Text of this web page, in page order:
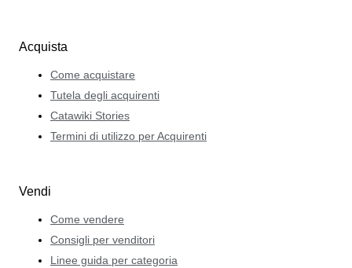
Acquista
Come acquistare
Tutela degli acquirenti
Catawiki Stories
Termini di utilizzo per Acquirenti
Vendi
Come vendere
Consigli per venditori
Linee guida per categoria